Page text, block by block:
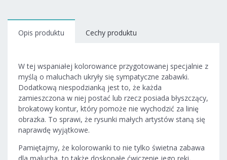
Opis produktu Cechy produktu
W tej wspaniałej kolorowance przygotowanej specjalnie z
myślą o maluchach ukryły się sympatyczne zabawki.
Dodatkową niespodzianką jest to, że każda
zamieszczona w niej postać lub rzecz posiada błyszczący,
brokatowy kontur, który pomoże nie wychodzić za linię
obrazka. To sprawi, że rysunki małych artystów staną się
naprawdę wyjątkowe.
Pamiętajmy, że kolorowanki to nie tylko świetna zabawa